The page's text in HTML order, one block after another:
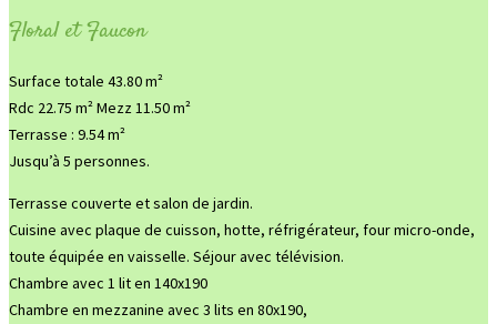
Floral et Faucon
Surface totale 43.80 m²
Rdc 22.75 m² Mezz 11.50 m²
Terrasse : 9.54 m²
Jusqu’à 5 personnes.
Terrasse couverte et salon de jardin.
Cuisine avec plaque de cuisson, hotte, réfrigérateur, four micro-onde,
toute équipée en vaisselle. Séjour avec télévision.
Chambre avec 1 lit en 140x190
Chambre en mezzanine avec 3 lits en 80x190,